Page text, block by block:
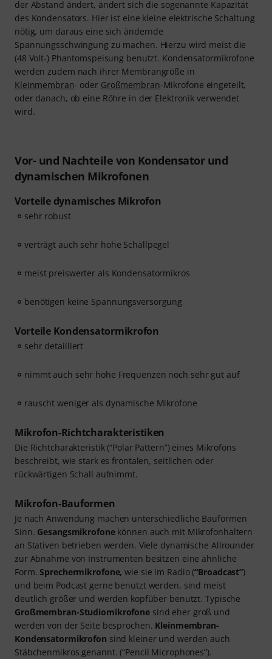
der Abstand ändert, ändert sich die sogenannte Kapazität
des Kondensators. Hier ist eine kleine elektrische Schaltung
nötig, um daraus eine sich ändernde
Spannungsschwingung zu machen. Hierzu wird meist die
(48 Volt-) Phantomspeisung benutzt. Kondensatormikrofone
werden zudem nach ihrer Membrangröße in
Kleinmembran- oder Großmembran-Mikrofone eingeteilt,
oder danach, ob eine Röhre in der Elektronik verwendet
wird.
Vor- und Nachteile von Kondensator und
dynamischen Mikrofonen
Vorteile dynamisches Mikrofon
sehr robust
verträgt auch sehr hohe Schallpegel
meist preiswerter als Kondensatormikros
benötigen keine Spannungsversorgung
Vorteile Kondensatormikrofon
sehr detailliert
nimmt auch sehr hohe Frequenzen noch sehr gut auf
rauscht weniger als dynamische Mikrofone
Mikrofon-Richtcharakteristiken
Die Richtcharakteristik (“Polar Pattern”) eines Mikrofons
beschreibt, wie stark es frontalen, seitlichen oder
rückwärtigen Schall aufnimmt.
Mikrofon-Bauformen
Je nach Anwendung machen unterschiedliche Bauformen
Sinn. Gesangsmikrofonekönnen auch mit Mikrofonhaltern
an Stativen betrieben werden. Viele dynamische Allrounder
zur Abnahme von Instrumenten besitzen eine ähnliche
Form.Sprechermikrofone, wie sie im Radio (“Broadcast”)
und beim Podcast gerne benutzt werden, sind meist
deutlich größer und werden kopfüber benutzt. Typische
Großmembran-Studiomikrofone sind eher groß und
werden von der Seite besprochen. Kleinmembran-
Kondensatormikrofon sind kleiner und werden auch
Stäbchenmikros genannt. (“Pencil Microphones”).